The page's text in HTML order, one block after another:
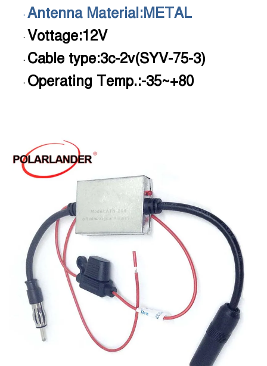
· Antenna Material:METAL
· Vottage:12V
· Cable type:3c-2v(SYV-75-3)
· Operating Temp.:-35~+80